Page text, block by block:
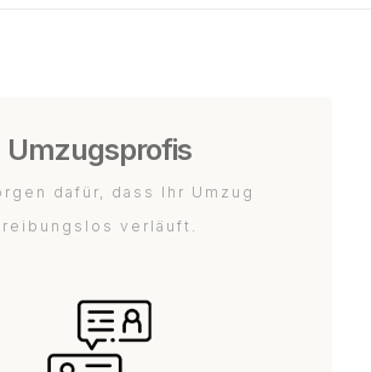
Umzugsprofis
dafür, dass Ihr Umzug
reibungslos verläuft.